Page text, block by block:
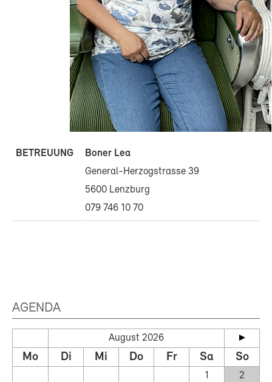
BETREUUNG
Boner Lea
General-Herzogstrasse 39
5600 Lenzburg
079 746 10 70
AGENDA
August 2026
Mo Di Mi Do Fr Sa So
1
2